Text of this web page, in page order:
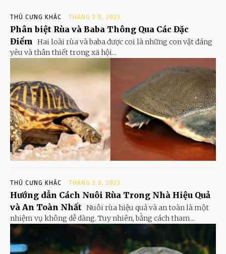
THÚ CƯNG KHÁC THÁNG 3 8, 2023
Phân biệt Rùa và Baba Thông Qua Các Đặc
Điểm Hai loài rùa và baba được coi là những con vật đáng
yêu và thân thiết trong xã hội...
THÚ CƯNG KHÁC THÁNG 3 8, 2023
Hướng dẫn Cách Nuôi Rùa Trong Nhà Hiệu Quả
và An Toàn Nhất Nuôi rùa hiệu quả và an toàn là một
nhiệm vụ không dễ dàng. Tuy nhiên, bằng cách tham...